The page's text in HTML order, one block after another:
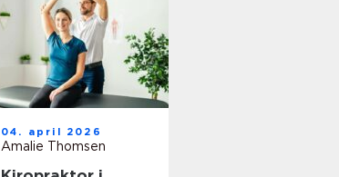
04. april 2026
Amalie Thomsen